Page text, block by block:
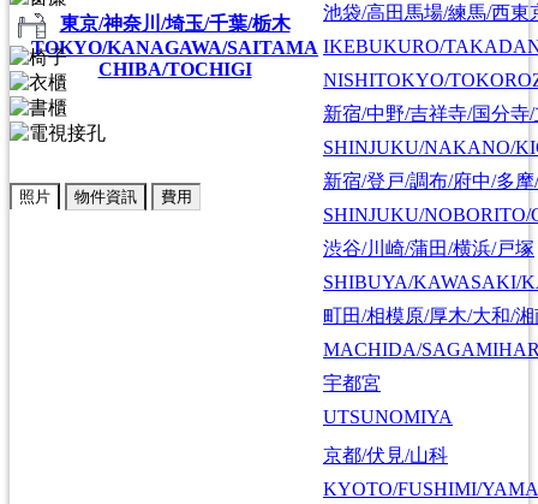
東京/神奈川/埼玉/千葉/栃木
TOKYO/KANAGAWA/SAITAMA
CHIBA/TOCHIGI
池袋/高田馬場/練馬/西東
IKEBUKURO/
NISHITOKYO/
新宿/中野/吉祥寺/国分寺
SHINJUKU/NAKANO/
新宿/登戸/調布/府中/多
SHINJUKU/
渋谷/川崎/蒲田/横浜/戸塚
SHIBUYA/KAWASAKI/
町田/相模原/厚木/大和/湘
MACHIDA/
宇都宮
UTSUNOMIYA
京都/伏見/山科
KYOTO/FUSHIMI/
照片 物件資訊 費用